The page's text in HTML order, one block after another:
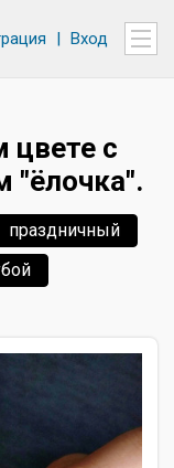
| Вход
цвете с
"ёлочка".
праздничный